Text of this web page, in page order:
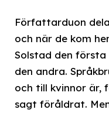
Författarduon
och när de kom
Solstad den första
den andra.
och till kvinnor är,
sagt föråldrat.